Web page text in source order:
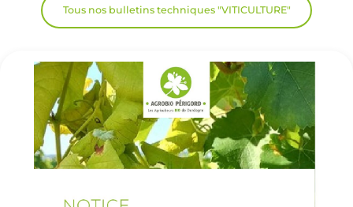
Tous nos bulletins techniques "VITICULTURE"